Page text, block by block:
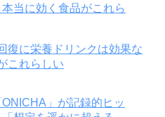
復に栄養ドリンクは効果な
これらしい